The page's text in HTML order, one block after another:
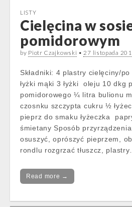
LISTY
Cielęcina w
pomidorowym
by Piotr Czajkowski •27 listopada
Składniki: 4 plastry cielęciny/
łyżki mąki 3 łyżki oleju 10 dkg
pomidorowego ¼ litra bulionu
czosnku szczypta cukru ½
pieprz do smaku łyżeczka
śmietany Sposób
osuszyć, oprószyć pieprzem,
rondlu rozgrzać tłuszcz,
Read more →